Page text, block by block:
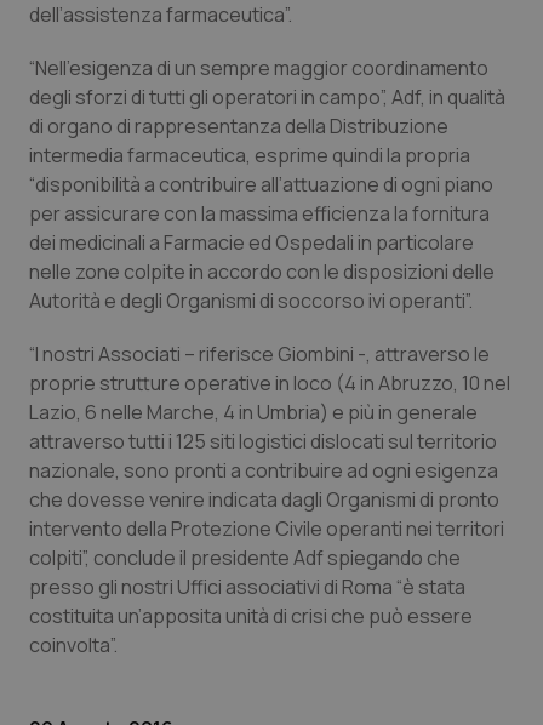
Marche
Molise
Piemonte
Provincia Autonoma di Bolzano
Provincia Autonoma di Trento
Puglia
Sardegna
Sicilia
Toscana
Donna & Salute
Epatiti
HIV
Infezioni & Febbre
Ipertensione & Scompenso
Malattie rare
Malattia di Crohn & Rettocolite Ulcerosa
Neuroscienze & patologie neurodegenerative
Obesità
dell’assistenza farmaceutica”.
“Nell’esigenza di un sempre maggior coordinamento
degli sforzi di tutti gli operatori in campo”, Adf, in qualità
di organo di rappresentanza della Distribuzione
intermedia farmaceutica, esprime quindi la propria
“disponibilità a contribuire all’attuazione di ogni piano
per assicurare con la massima efficienza la fornitura
dei medicinali a Farmacie ed Ospedali in particolare
nelle zone colpite in accordo con le disposizioni delle
Autorità e degli Organismi di soccorso ivi operanti”.
“I nostri Associati – riferisce Giombini -, attraverso le
proprie strutture operative in loco (4 in Abruzzo, 10 nel
Lazio, 6 nelle Marche, 4 in Umbria) e più in generale
attraverso tutti i 125 siti logistici dislocati sul territorio
nazionale, sono pronti a contribuire ad ogni esigenza
che dovesse venire indicata dagli Organismi di pronto
intervento della Protezione Civile operanti nei territori
colpiti”, conclude il presidente Adf spiegando che
presso gli nostri Uffici associativi di Roma “è stata
costituita un’apposita unità di crisi che può essere
coinvolta”.